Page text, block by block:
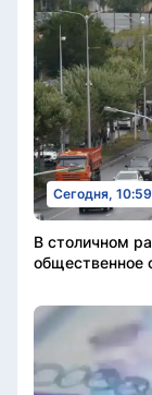
Сегодня, 10:59
В столичном
общественное